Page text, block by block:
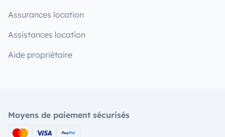
Assurances location
Assistances location
Aide propriétaire
Moyens de paiement sécurisés